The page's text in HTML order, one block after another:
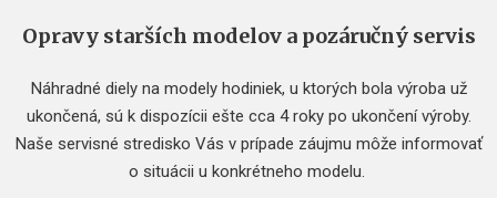
Opravy starších modelov a pozáručný servis
Náhradné diely na modely hodiniek, u ktorých bola výroba už
ukončená, sú k dispozícii ešte cca 4 roky po ukončení výroby.
Naše servisné stredisko Vás v prípade záujmu môže informovať
o situácii u konkrétneho modelu.